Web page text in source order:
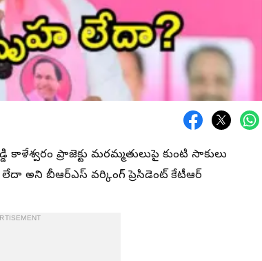
కాళేశ్వరం ప్రాజెక్టు మరమ్మతులుపై కుంటి సాకులు
అని బీఆర్ఎస్ వర్కింగ్ ప్రెసిడెంట్ కేటీఆర్